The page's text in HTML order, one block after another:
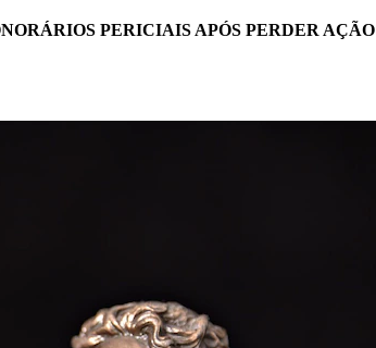
PERICIAIS APÓS PERDER AÇÃO